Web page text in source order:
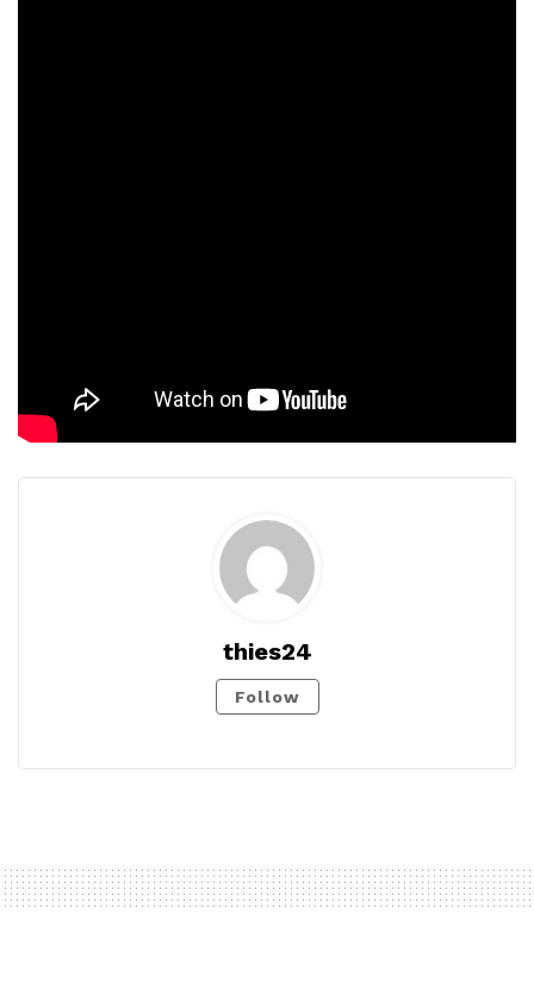
thies24
Follow